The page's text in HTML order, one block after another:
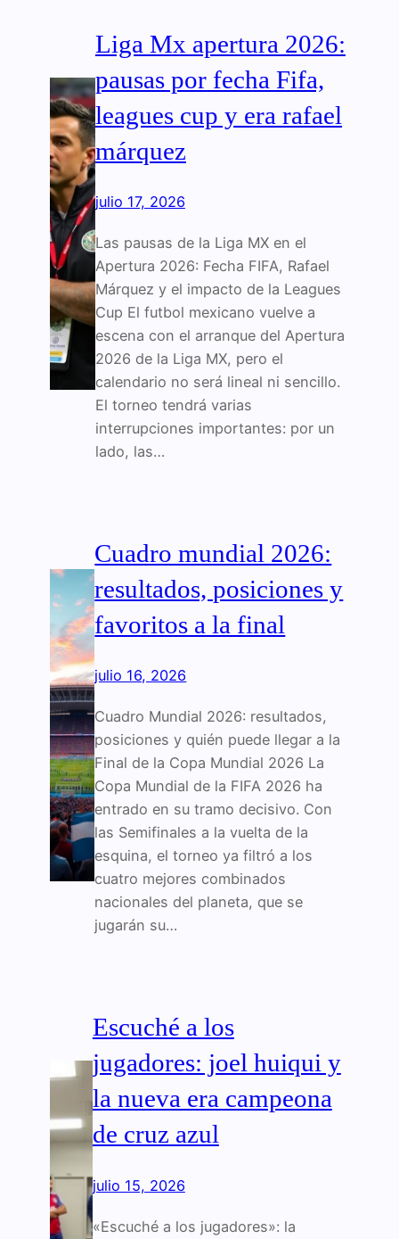
Liga Mx apertura 2026:
pausas por fecha Fifa,
leagues cup y era rafael
márquez
julio 17, 2026
Las pausas de la Liga MX en el
Apertura 2026: Fecha FIFA, Rafael
Márquez y el impacto de la Leagues
Cup El futbol mexicano vuelve a
escena con el arranque del Apertura
2026 de la Liga MX, pero el
calendario no será lineal ni sencillo.
El torneo tendrá varias
interrupciones importantes: por un
lado, las…
Cuadro mundial 2026:
resultados, posiciones y
favoritos a la final
julio 16, 2026
Cuadro Mundial 2026: resultados,
posiciones y quién puede llegar a la
Final de la Copa Mundial 2026 La
Copa Mundial de la FIFA 2026 ha
entrado en su tramo decisivo. Con
las Semifinales a la vuelta de la
esquina, el torneo ya filtró a los
cuatro mejores combinados
nacionales del planeta, que se
jugarán su…
Escuché a los
jugadores: joel huiqui y
la nueva era campeona
de cruz azul
julio 15, 2026
«Escuché a los jugadores»: la